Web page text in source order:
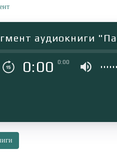
аудиокниги
0:00 0:00